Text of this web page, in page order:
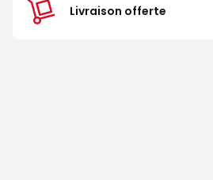
Livraison offerte